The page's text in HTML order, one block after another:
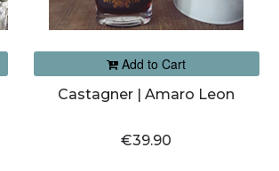
Add to Cart
Castagner | Amaro Leon
€39.90